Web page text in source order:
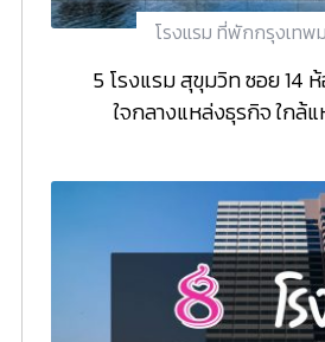
โรงแรม ที่พักกรุงเทพ
5 โรงแรม สุขุมวิท ซอย 14
ใจกลางแหล่งธุรกิจ ใกล้